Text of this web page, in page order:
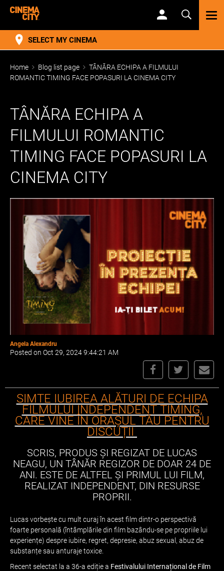
SELECT MY CINEMA
Home Blog list page
TÂNĂRA ECHIPA A FILMULUI
ROMANTIC TIMING FACE POPASURI LA CINEMA CITY
TÂNĂRA ECHIPA A
FILMULUI ROMANTIC
TIMING FACE POPASURI LA
CINEMA CITY
Angela Alexandru
Posted on Oct 29, 2024 9:44:21 AM
SIMTE IUBIREA ALĂTURI DE ECHIPA
FILMULUI INDEPENDENT TIMING,
CARE VINE ÎN ORAȘUL TĂU PENTRU
DISCUȚII
SCRIS, PRODUS ȘI REGIZAT DE LUCAS
NEAGU, UN TÂNĂR REGIZOR DE DOAR 24 DE
ANI. ESTE DE ALTFEL ȘI PRIMUL LUI FILM,
REALIZAT INDEPENDENT, DIN RESURSE
PROPRII.
Lucas vorbește cu mult curaj în acest film dintr-o perspectivă
foarte personală (întâmplările din film bazându-se pe propriile lui
experiențe) despre iubire, regret, depresie, abuz sexual, abuz de
substanțe sau anturaje toxice.
Recent selectat la a 36-a ediție a Festivalului Internațional de Film